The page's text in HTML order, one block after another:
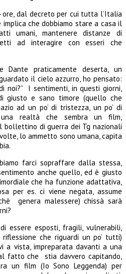
ore, dal decreto per cui tutta l’Italia
che dobbiamo stare a casa il
umani, mantenere distanze di
ad interagire con esseri che
Dante praticamente deserta, un
il cielo azzurro, ho pensato:
noi?” I sentimenti, in questi giorni,
giusto e sano timore (quello che
ad un po’ di tristezza, un po’ di
realtà che sembra un film,
bollettino di guerra dei Tg nazionali
lo ammetto sono umana, capita
farci sopraffare dalla stessa,
anche quello, ed è giusto
che ha funzione adattativa,
per es. ci viene negata, assume
genera malessere) chissà sarà
essere esposti, fragili, vulnerabili,
che riguardi un po’ tutti)
a vista, impreparata davanti a una
fatto che stia davvero capitando,
un film (Io Sono Leggenda) per